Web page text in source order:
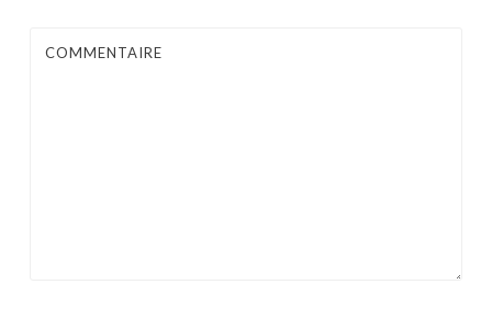
COMMENTAIRE